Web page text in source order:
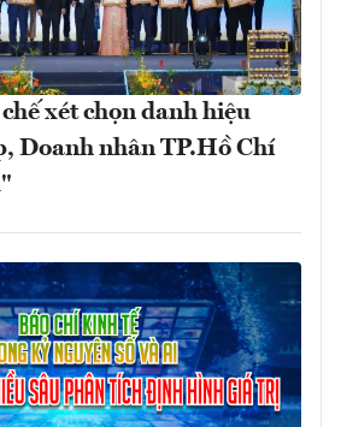
xét chọn danh hiệu
Doanh nhân TP.Hồ Chí